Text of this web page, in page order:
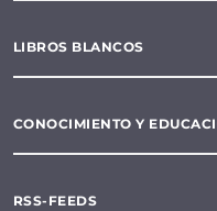
LIBROS BLANCOS
CONOCIMIENTO Y
RSS-FEEDS